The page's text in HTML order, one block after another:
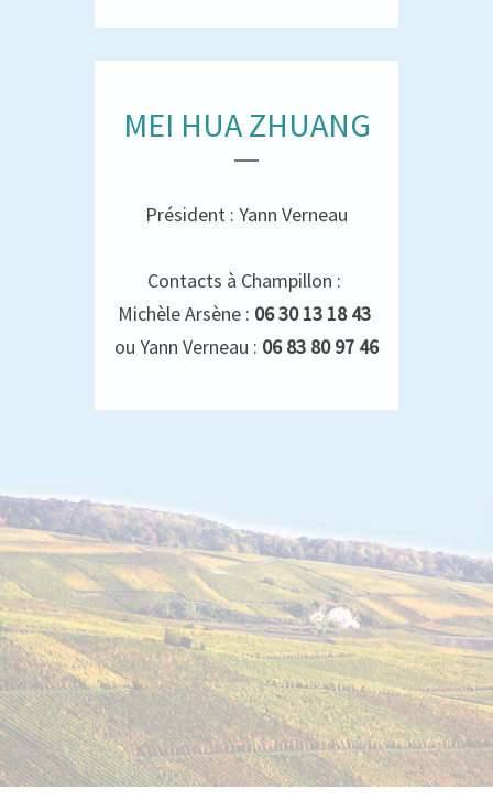
MEI HUA ZHUANG
Président : Yann Verneau
Contacts à Champillon :
Michèle Arsène : 06 30 13 18 43
ou Yann Verneau : 06 83 80 97 46